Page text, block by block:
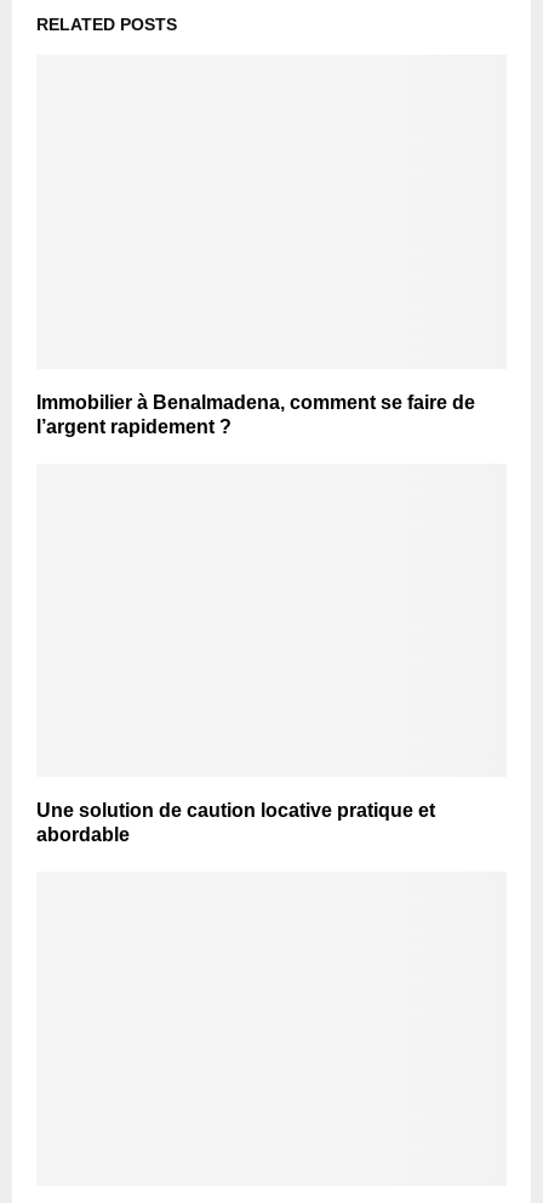
RELATED POSTS
Immobilier à Benalmadena, comment se faire de
l’argent rapidement ?
Une solution de caution locative pratique et
abordable